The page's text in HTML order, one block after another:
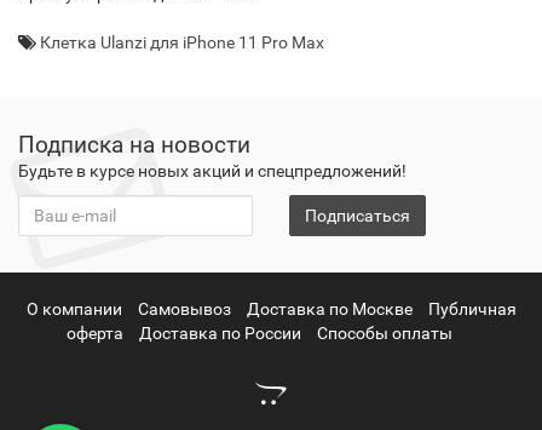
Клетка Ulanzi для iPhone 11 Pro Max
Подписка на новости
Будьте в курсе новых акций и спецпредложений!
Подписаться
О компании Самовывоз Доставка по Москве
Публичная
оферта
Доставка по России Способы оплаты